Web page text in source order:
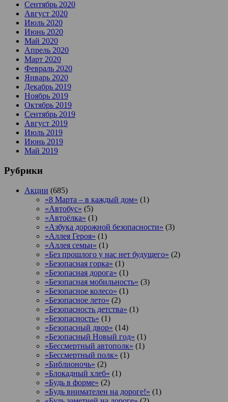
Сентябрь 2020
Август 2020
Июль 2020
Июнь 2020
Май 2020
Апрель 2020
Март 2020
Февраль 2020
Январь 2020
Декабрь 2019
Ноябрь 2019
Октябрь 2019
Сентябрь 2019
Август 2019
Июль 2019
Июнь 2019
Май 2019
Рубрики
Акции (685)
«8 Марта – в каждый дом» (1)
«Автобус» (5)
«Автоёлка» (1)
«Азбука дорожной безопасности» (3)
«Аллея Героя» (1)
«Аллея семьи» (1)
«Без прошлого у нас нет будущего» (2)
«Безопасная горка» (1)
«Безопасная дорога» (1)
«Безопасная мобильность» (3)
«Безопасное колесо» (1)
«Безопасное лето» (2)
«Безопасность детства» (1)
«Безопасность» (1)
«Безопасный двор» (14)
«Безопасный Новый год» (1)
«Бессмертный автополк» (1)
«Бессмертный полк» (1)
«Библионочь» (2)
«Блокадный хлеб» (1)
«Будь в форме» (2)
«Будь внимателен на дороге!» (1)